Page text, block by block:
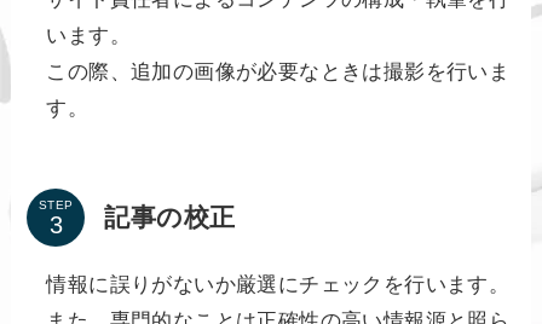
います。
この際、追加の画像が必要なときは撮影を行いま
す。
STEP 記事の校正
情報に誤りがないか厳選にチェックを行います。